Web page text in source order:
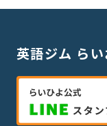
英語ジム ら